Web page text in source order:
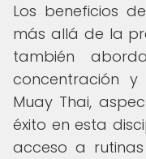
Los beneficios
más allá de la
también
concentración
Muay Thai,
éxito en esta
acceso a